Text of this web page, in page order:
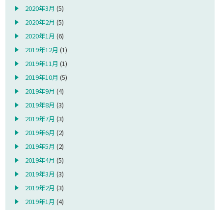
2020年3月 (5)
2020年2月 (5)
2020年1月 (6)
2019年12月 (1)
2019年11月 (1)
2019年10月 (5)
2019年9月 (4)
2019年8月 (3)
2019年7月 (3)
2019年6月 (2)
2019年5月 (2)
2019年4月 (5)
2019年3月 (3)
2019年2月 (3)
2019年1月 (4)